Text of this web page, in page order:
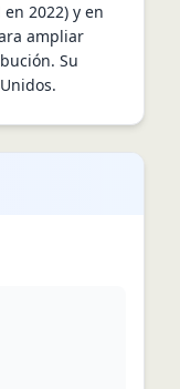
2022) y en
ampliar
Su